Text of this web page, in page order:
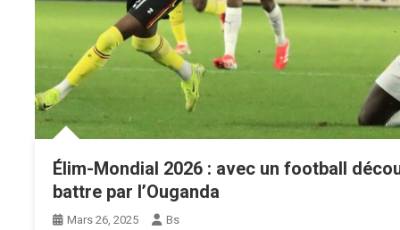
Élim-Mondial 2026 : avec un football
battre par l’Ouganda
Mars 26, 2025 Bs